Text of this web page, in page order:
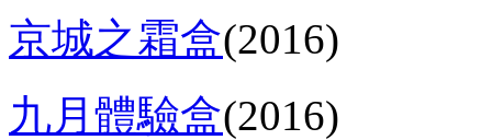
京城之霜盒(2016)
九月體驗盒(2016)